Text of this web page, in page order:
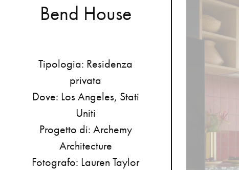
Bend House
Tipologia: Residenza
privata
Dove: Los Angeles, Stati
Uniti
Progetto di: Archemy
Architecture
Fotografo: Lauren Taylor